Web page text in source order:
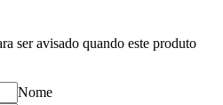
ser avisado quando este produto
Nome